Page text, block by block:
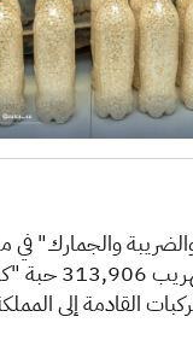
والجمارك" في
إحباط 5
القادمة إلى